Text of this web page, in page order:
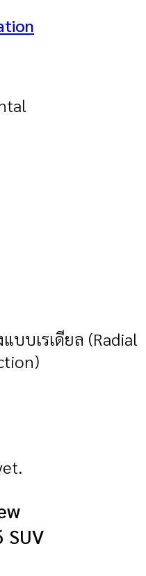
แบบเรเดียล (Radial